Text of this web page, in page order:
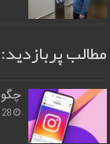
مطالب پربازدید:
28 ژوئن, 2024